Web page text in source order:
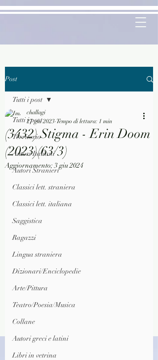
Post
Tutti i post
Territorio
Autori Italiani
Autori Stranieri
Classici lett. straniera
Classici lett. italiana
Saggistica
Ragazzi
Lingua straniera
Dizionari/Enciclopedie
Arte/Pittura
Teatro/Poesia/Musica
Collane
Autori greci e latini
Libri in vetrina
Tutti i post
(3432) Stigma - Erin Doom
(2023)(63/3)
challagi
27 giu 2023 Tempo di lettura: 1 min
Aggiornamento:3 giu 2024